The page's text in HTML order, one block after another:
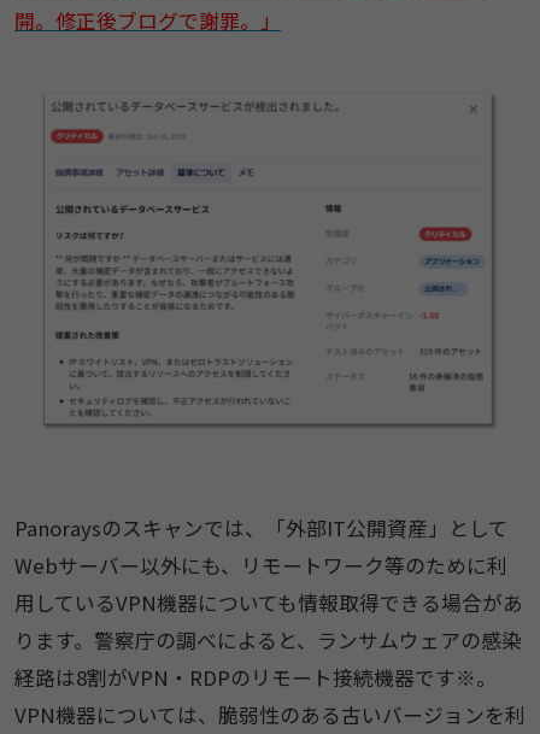
開。修正後ブログで謝罪。」
Panoraysのスキャンでは、「外部IT公開資産」として
Webサーバー以外にも、リモートワーク等のために利
用しているVPN機器についても情報取得できる場合があ
ります。警察庁の調べによると、ランサムウェアの感染
経路は8割がVPN・RDPのリモート接続機器です※。
VPN機器については、脆弱性のある古いバージョンを利